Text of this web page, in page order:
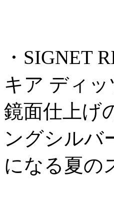
・SIGNET
キア ディッ
鏡面仕上げ
ングシルバ
になる夏の